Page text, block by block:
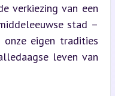
verkiezing van een
stad –
eigen tradities
leven van